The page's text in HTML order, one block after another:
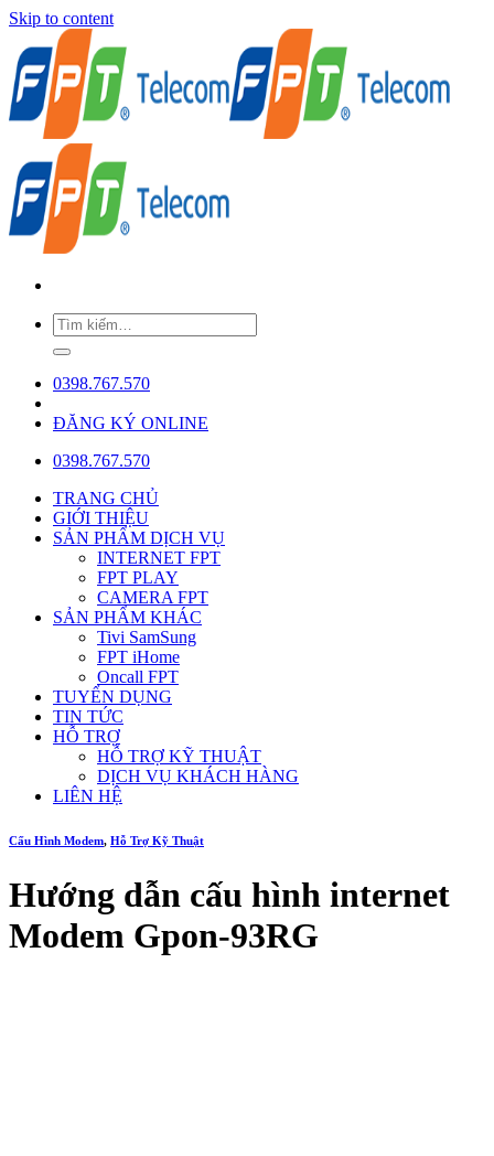
Skip to content
0398.767.570
ĐĂNG KÝ ONLINE
0398.767.570
TRANG CHỦ
GIỚI THIỆU
SẢN PHẨM DỊCH VỤ
INTERNET FPT
FPT PLAY
CAMERA FPT
SẢN PHẨM KHÁC
Tivi SamSung
FPT iHome
Oncall FPT
TUYỂN DỤNG
TIN TỨC
HỖ TRỢ
HỖ TRỢ KỸ THUẬT
DỊCH VỤ KHÁCH HÀNG
LIÊN HỆ
Cấu Hình Modem, Hỗ Trợ Kỹ Thuật
Hướng dẫn cấu hình internet
Modem Gpon-93RG